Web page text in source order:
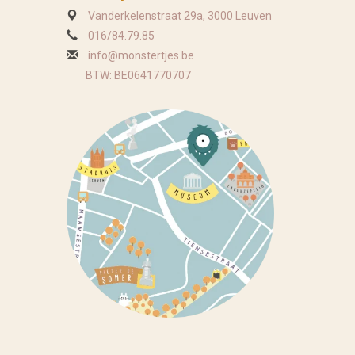
Vanderkelenstraat 29a, 3000 Leuven
016/84.79.85
info@monstertjes.be
BTW: BE0641770707